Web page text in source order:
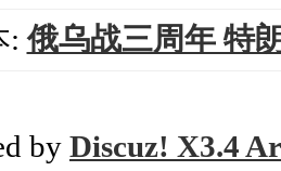
:俄乌战三周年 特
by Discuz! X3.4